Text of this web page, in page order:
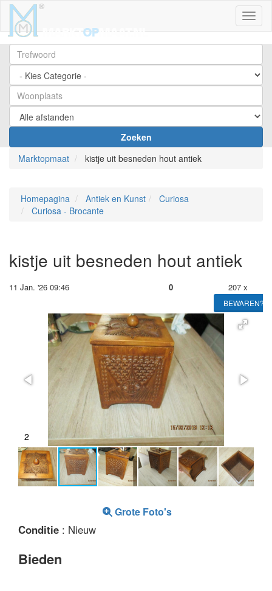
Zoeken
Marktopmaat
kistje uit besneden hout antiek
Homepagina Antiek en Kunst
Curiosa
Curiosa - Brocante
kistje uit besneden hout antiek
11 Jan. '26 09:46 0 207 x
BEWAREN?
2
Grote Foto's
Conditie : Nieuw
Bieden